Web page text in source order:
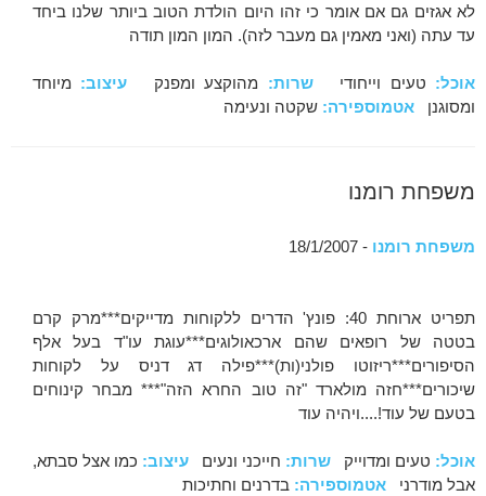
לא אגזים גם אם אומר כי זהו היום הולדת הטוב ביותר שלנו ביחד
עד עתה (ואני מאמין גם מעבר לזה). המון המון תודה
אוכל: טעים וייחודישרות: מהוקצע ומפנק עיצוב: מיוחד
ומסוגנן אטמוספירה: שקטה ונעימה
משפחת רומנו
משפחת רומנו - 18/1/2007
תפריט ארוחת 40: פונץ' הדרים ללקוחות מדייקים***מרק קרם
בטטה של רופאים שהם ארכאולוגים***עוגת עו"ד בעל אלף
הסיפורים***ריזוטו פולני(ות)***פילה דג דניס על לקוחות
שיכורים***חזה מולארד "זה טוב החרא הזה"*** מבחר קינוחים
בטעם של עוד!....ויהיה עוד
אוכל: טעים ומדוייק שרות: חייכני ונעים עיצוב: כמו אצל סבתא,
אבל מודרני אטמוספירה: בדרנים וחתיכות